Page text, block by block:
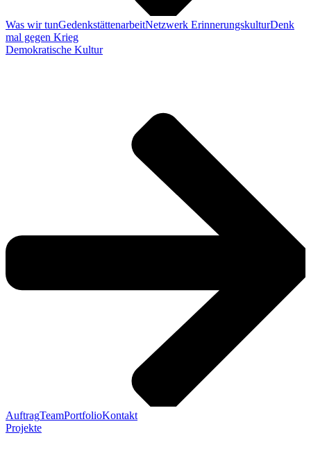
Was wir tunGedenkstättenarbeitNetzwerk ErinnerungskulturDenk
mal gegen Krieg
Demokratische Kultur
AuftragTeamPortfolioKontakt
Projekte